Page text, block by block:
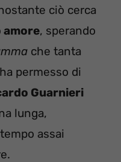
ciò cerca
amore, sperando
che tanta
permesso di
Guarnieri
lunga,
assai